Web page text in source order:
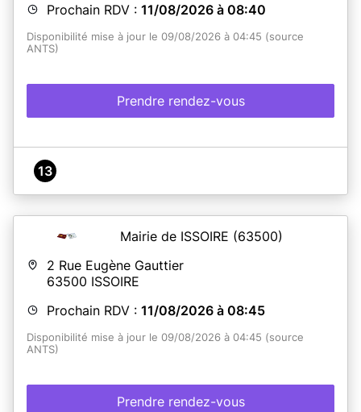
Prochain RDV : 11/08/2026 à 08:40
Disponibilité mise à jour le 09/08/2026 à 04:45 (source
ANTS)
Prendre rendez-vous
13
Mairie de ISSOIRE (63500)
2 Rue Eugène Gauttier
63500 ISSOIRE
Prochain RDV : 11/08/2026 à 08:45
Disponibilité mise à jour le 09/08/2026 à 04:45 (source
ANTS)
Prendre rendez-vous